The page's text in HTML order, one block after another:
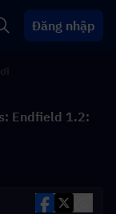
Đăng nhập
Endfield 1.2: